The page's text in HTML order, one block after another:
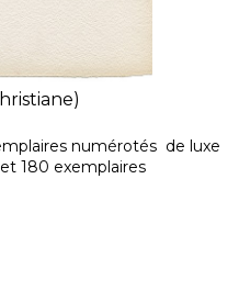
numérotés de luxe
180 exemplaires